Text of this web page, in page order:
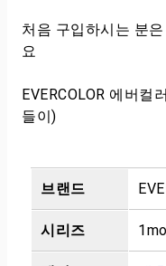
처음 구입하시는 분은
요
EVERCOLOR 에버
들이)
브랜드
시리즈